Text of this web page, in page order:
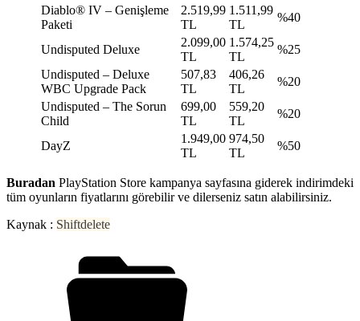
Diablo® IV – Genişleme
Paketi
2.519,99
TL
1.511,99
TL
%40
Undisputed Deluxe
2.099,00
TL
1.574,25
TL
%25
Undisputed – Deluxe
WBC Upgrade Pack
507,83
TL
406,26
TL
%20
Undisputed – The Sorun
Child
699,00
TL
559,20
TL
%20
DayZ
1.949,00
TL
974,50
TL
%50
Buradan PlayStation Store kampanya sayfasına giderek indirimdeki
tüm oyunların fiyatlarını görebilir ve dilerseniz satın alabilirsiniz.
Kaynak : Shiftdelete